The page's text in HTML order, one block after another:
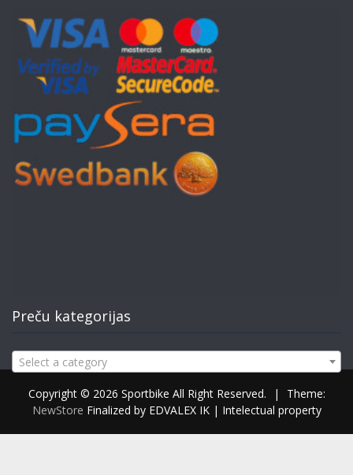
Preču kategorijas
Select a category
Copyright © 2026 Sportbike All Right Reserved. |
Theme:
NewStore Finalized by EDVALEX IK | Intelectual property